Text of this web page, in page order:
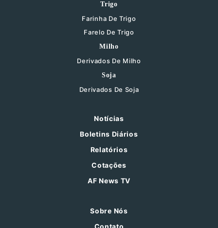
Trigo
Farinha De Trigo
Farelo De Trigo
Milho
Derivados De Milho
Soja
Derivados De Soja
Notícias
Boletins Diários
Relatórios
Cotações
AF News TV
Sobre Nós
Contato